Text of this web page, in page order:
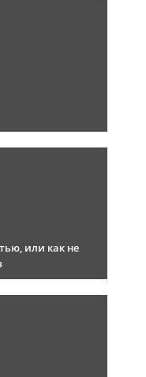
или как не